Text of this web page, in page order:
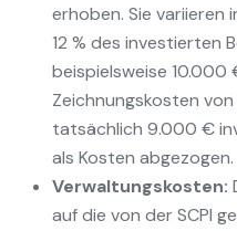
erhoben. Sie variieren
12 % des investierten
beispielsweise 10.000
Zeichnungskosten
tatsächlich 9.000 €
als Kosten abgezogen.
Verwaltungskosten:
auf die von der SCPI